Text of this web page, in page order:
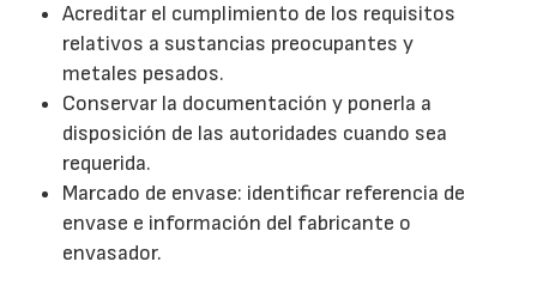
Acreditar el cumplimiento de los requisitos
relativos a sustancias preocupantes y
metales pesados.
Conservar la documentación y ponerla a
disposición de las autoridades cuando sea
requerida.
Marcado de envase: identificar referencia de
envase e información del fabricante o
envasador.